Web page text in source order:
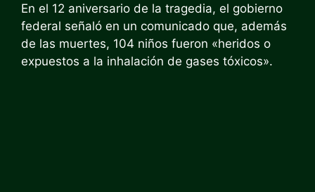
En el 12 aniversario de la tragedia, el gobierno
federal señaló en un comunicado que, además
de las muertes, 104 niños fueron «heridos o
expuestos a la inhalación de gases tóxicos».